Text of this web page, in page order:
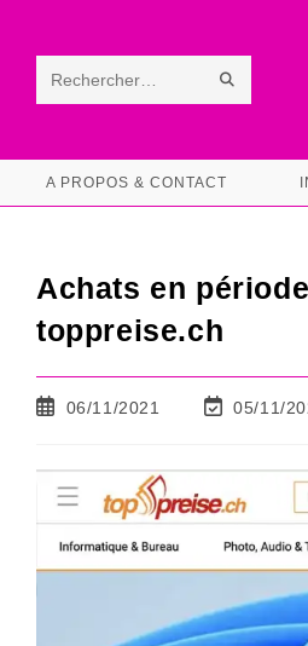
contentRechercher
ce
A PROPOS & CONTACT
Achats en
toppreise.ch
Publication
06/11/2021
Dernière
la
publication :
05/11/